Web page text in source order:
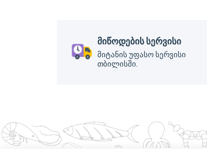
მიწოდების სერვისი
მიტანის უფასო სერვისი
თბილისში.